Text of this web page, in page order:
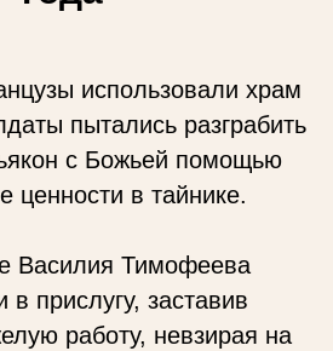
использовали храм
пытались разграбить
с Божьей помощью
ценности в тайнике.
Василия Тимофеева
в прислугу, заставив
работу, невзирая на